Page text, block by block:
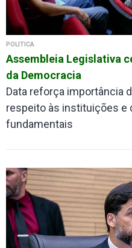
POLÍTICA
Assembleia Legislativa
da Democracia
Data reforça importância
respeito às instituições e
fundamentais